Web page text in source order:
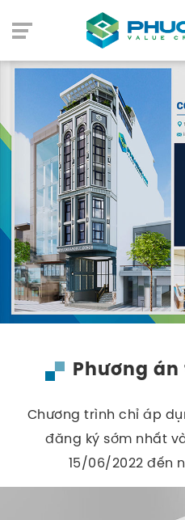
Phương
Chương trình chỉ áp
đăng ký sớm nhất
15/06/2022 đến